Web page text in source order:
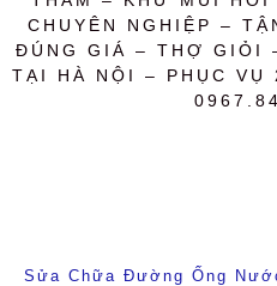
CHUYÊN NGHIỆP –
ĐÚNG GIÁ – THỢ GIỎI
TẠI HÀ NỘI – PHỤC
Sửa Chữa Đường Ống